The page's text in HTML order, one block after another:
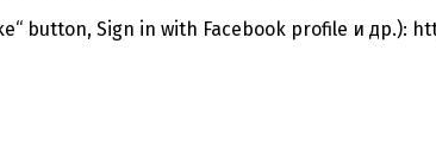
button, Sign in with Facebook profile и